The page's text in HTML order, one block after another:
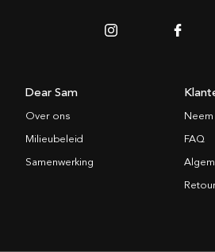
Dear Sam
Over ons
Milieubeleid
Samenwerking
FAQ